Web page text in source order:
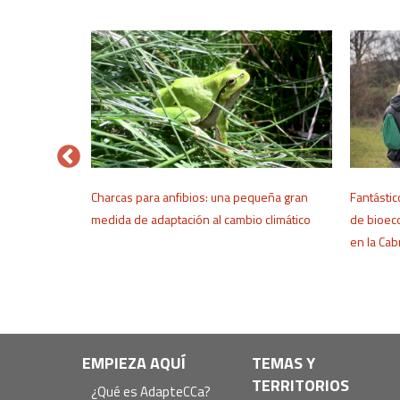
Charcas para anfibios: una pequeña gran
medida de adaptación al cambio climático
de
en la
Navegación
EMPIEZA AQUÍ
¿Qué es AdapteCCa?
TEMAS Y
TERRITORIOS